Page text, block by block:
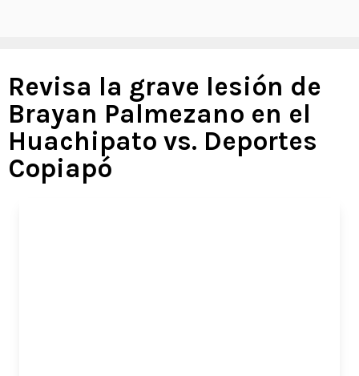
Revisa la grave lesión de
Brayan Palmezano en el
Huachipato vs. Deportes
Copiapó